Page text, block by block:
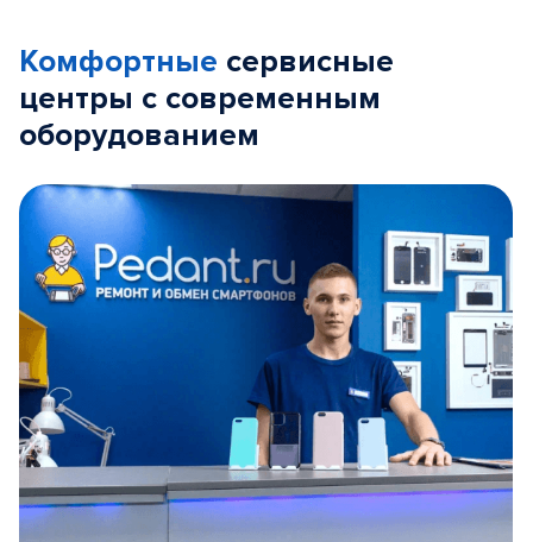
Комфортные сервисные
центры с современным
оборудованием